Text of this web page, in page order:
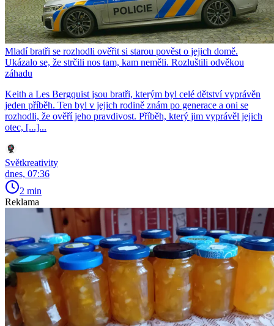
Mladí bratři se rozhodli ověřit si starou pověst o jejich domě.
Ukázalo se, že strčili nos tam, kam neměli. Rozluštili odvěkou
záhadu
Keith a Les Bergquist jsou bratři, kterým byl celé dětství vyprávěn
jeden příběh. Ten byl v jejich rodině znám po generace a oni se
rozhodli, že ověří jeho pravdivost. Příběh, který jim vyprávěl jejich
otec, [...]...
Světkreativity
dnes, 07:36
2 min
Reklama